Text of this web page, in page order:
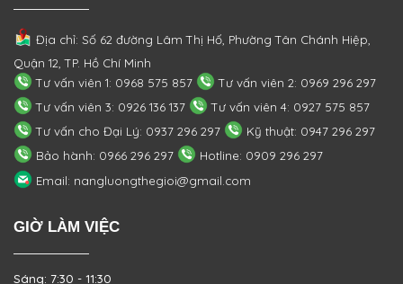
Địa chỉ: Số 62 đường Lâm Thị Hố, PhườngTân Chánh Hiệp,
Quận 12, TP. Hồ Chí Minh
Tư vấn viên 1: 0968 575 857
Tư vấn viên 2: 0969 296 297
Tư vấn viên 3: 0926 136 137
Tư vấn viên 4: 0927 575 857
Tư vấn cho Đại Lý: 0937 296 297
Kỹ thuật: 0947 296 297
Bảo hành: 0966 296 297
Hotline: 0909 296 297
Email: nangluongthegioi@gmail.com
GIỜ LÀM VIỆC
Sáng: 7:30 - 11:30